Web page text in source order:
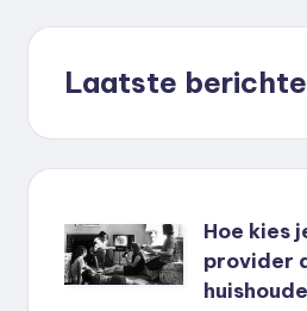
Laatste
Hoe kies
provider